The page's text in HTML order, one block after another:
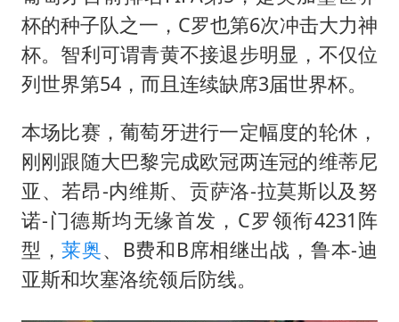
杯的种子队之一，C罗也第6次冲击大力神
杯。智利可谓青黄不接退步明显，不仅位
列世界第54，而且连续缺席3届世界杯。
本场比赛，葡萄牙进行一定幅度的轮休，
刚刚跟随大巴黎完成欧冠两连冠的维蒂尼
亚、若昂-内维斯、贡萨洛-拉莫斯以及努
诺-门德斯均无缘首发，C罗领衔4231阵
型，莱奥、B费和B席相继出战，鲁本-迪
亚斯和坎塞洛统领后防线。